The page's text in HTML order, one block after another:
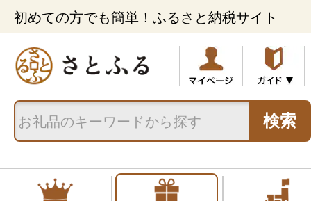
初めての方でも簡単！ふるさと納税サイト
検索